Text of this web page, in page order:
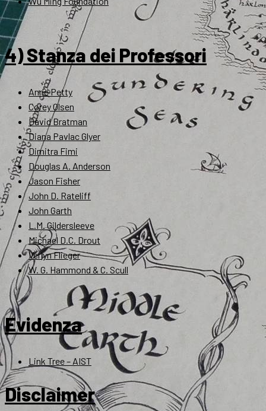
4) Stanza dei Professori
Anne Petty
Corey Olsen
David Bratman
Diana Pavlac Glyer
Dimitra Fimi
Douglas A. Anderson
Jason Fisher
John D. Rateliff
John Garth
L.M. Gildersleeve
Michael D.C. Drout
Verlyn Flieger
W. G. Hammond & C. Scull
Evidenza
Link Tree – AIST
Disclaimer